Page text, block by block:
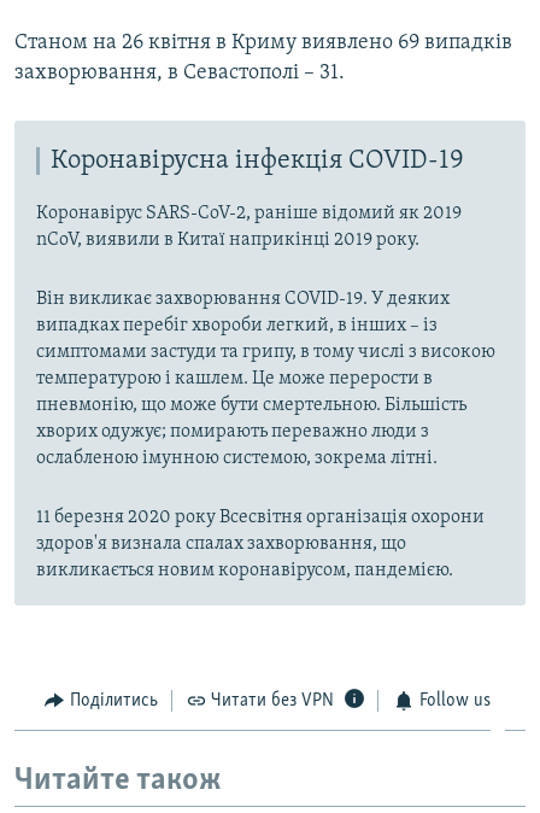
Станом на 26 квітня в Криму виявлено 69 випадків
захворювання, в Севастополі – 31.
Коронавірусна інфекція COVID-19
Коронавірус SARS-CoV-2, раніше відомий як 2019
nCoV, виявили в Китаї наприкінці 2019 року.
Він викликає захворювання COVID-19. У деяких
випадках перебіг хвороби легкий, в інших – із
симптомами застуди та грипу, в тому числі з високою
температурою і кашлем. Це може перерости в
пневмонію, що може бути смертельною. Більшість
хворих одужує; помирають переважно люди з
ослабленою імунною системою, зокрема літні.
11 березня 2020 року Всесвітня організація охорони
здоров'я визнала спалах захворювання, що
викликається новим коронавірусом, пандемією.
Поділитись Читати без VPN Follow us
Читайте також